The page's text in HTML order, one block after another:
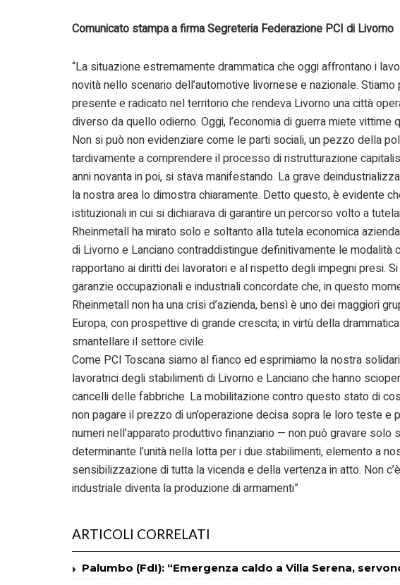
Comunicato stampa a firma Segreteria Federazione PCI di Livorno
“La situazione estremamente drammatica che oggi affrontano i
novità nello scenario dell’automotive livornese e nazionale.
presente e radicato nel territorio che rendeva Livorno una città
diverso da quello odierno. Oggi, l’economia di guerra miete vittime
Non si può non evidenziare come le parti sociali, un pezzo della
tardivamente a comprendere il processo di ristrutturazione
anni novanta in poi, si stava manifestando. La grave
la nostra area lo dimostra chiaramente. Detto questo, è evidente
istituzionali in cui si dichiarava di garantire un percorso volto a
Rheinmetall ha mirato solo e soltanto alla tutela economica
di Livorno e Lanciano contraddistingue definitivamente le modalità
rapportano ai diritti dei lavoratori e al rispetto degli impegni presi.
garanzie occupazionali e industriali concordate che, in questo
Rheinmetall non ha una crisi d’azienda, bensì è uno dei maggiori
Europa, con prospettive di grande crescita; in virtù della
smantellare il settore civile.
Come PCI Toscana siamo al fianco ed esprimiamo la nostra
lavoratrici degli stabilimenti di Livorno e Lanciano che hanno
cancelli delle fabbriche. La mobilitazione contro questo stato di
non pagare il prezzo di un’operazione decisa sopra le loro teste e
numeri nell’apparato produttivo finanziario — non può gravare
determinante l’unità nella lotta per i due stabilimenti, elemento a
sensibilizzazione di tutta la vicenda e della vertenza in atto. Non
industriale diventa la produzione di armamenti”
ARTICOLI CORRELATI
Palumbo (FdI): “Emergenza caldo a Villa Serena,